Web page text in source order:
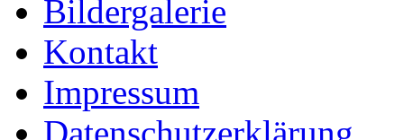
Bildergalerie
Kontakt
Impressum